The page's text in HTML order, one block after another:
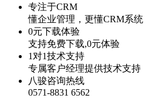
专注于CRM
懂企业管理，更懂CRM系统
0元下载体验
支持免费下载,0元体验
1对1技术支持
专属客户经理提供技术支持
八骏咨询热线
0571-8831 6562